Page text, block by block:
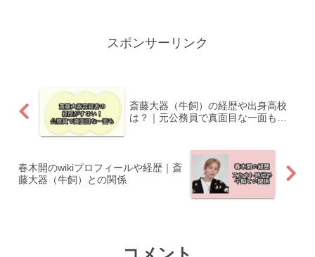
スポンサーリンク
斎藤大器（牛飼）の経歴や出身高校
は？｜元公務員で真面目な一面も…
春木開のwikiプロフィールや経歴｜斎
藤大器（牛飼）との関係